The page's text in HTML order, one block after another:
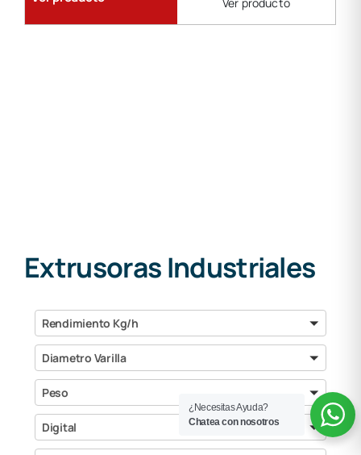
Extrusoras Industriales
Rendimiento
Kg/h
Rendimiento Kg/h
Diametro
Varilla
Diametro Varilla
Peso
Peso
Digital
Digital
¿Necesitas Ayuda?
Chatea con nosotros